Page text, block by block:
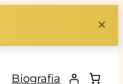
×
Biografia